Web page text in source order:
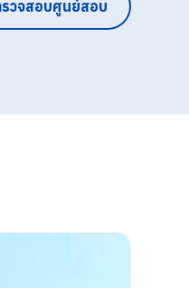
วจสอบศูนย์สอบ